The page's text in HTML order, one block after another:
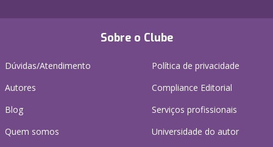
Sobre o Clube
Dúvidas/Atendimento
Autores
Blog
Quem somos
Política de privacidade
Compliance Editorial
Serviços profissionais
Universidade do autor